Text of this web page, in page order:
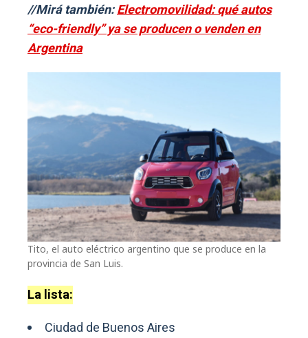
//Mirá también:Electromovilidad: qué autos
“eco-friendly” ya se producen o venden en
Argentina
Tito, el auto eléctrico argentino que se produce en la
provincia de San Luis.
La lista:
Ciudad de Buenos Aires